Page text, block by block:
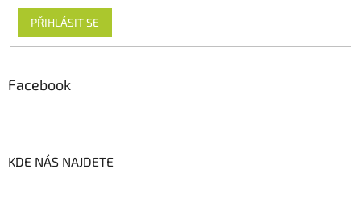
PŘIHLÁSIT SE
Facebook
KDE NÁS NAJDETE